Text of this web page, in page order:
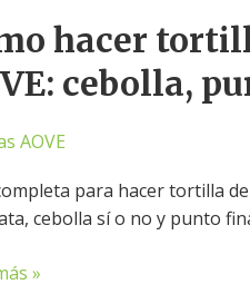
hacer
cebolla,
AOVE
para hacer tortilla
cebolla sí o no y punto
»